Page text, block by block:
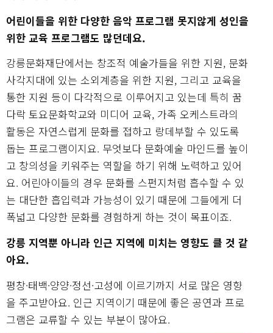
어린이들을 위한 다양한 음악 프로그램 못지않게 성인을
위한 교육 프로그램도 많던데요.
강릉문화재단에서는 창조적 예술가들을 위한 지원, 문화
사각지대에 있는 소외계층을 위한 지원, 그리고 교육을
통한 지원 등이 다각적으로 이루어지고 있는데 특히 꿈
다락 토요문화학교와 미디어 교육, 가족 오케스트라의
활동은 자연스럽게 문화를 접하고 랑데부할 수 있도록
돕는 프로그램이지요. 무엇보다 문화예술 마인드를 높이
고 창의성을 키워주는 역할을 하기 위해 노력하고 있어
요. 어린아이들의 경우 문화를 스펀지처럼 흡수할 수 있
는 대단한 흡입력과 가능성이 있기 때문에 그들에게 더
폭넓고 다양한 문화를 경험하게 하는 것이 목표이죠.
강릉 지역뿐 아니라 인근 지역에 미치는 영향도 클 것 같
아요.
평창·태백·양양·정선·고성에 이르기까지 서로 많은 영향
을 주고받아요. 인근 지역이기 때문에 좋은 공연과 프로
그램은 교류할 수 있는 부분이 많아요.